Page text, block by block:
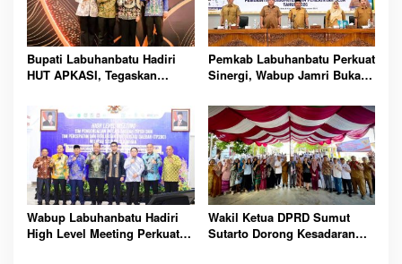
Bupati Labuhanbatu Hadiri
HUT APKASI, Tegaskan
Pembangunan Berkelanjutan
Pemkab Labuhanbatu Perkuat
Sinergi, Wabup Jamri Buka
Desa 2026
Wabup Labuhanbatu Hadiri
High Level Meeting Perkuat
Wakil Ketua DPRD Sumut
Sutarto Dorong Kesadaran